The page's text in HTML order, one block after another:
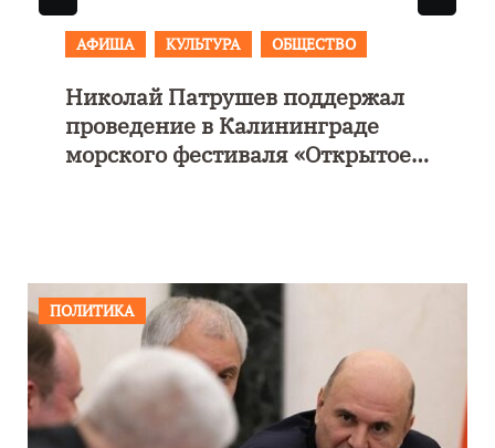
АФИША КУЛЬТУРА ОБЩЕСТВО
Николай Патрушев поддержал
проведение в Калининграде
морского фестиваля «Открытое
ПОЛИТИКА